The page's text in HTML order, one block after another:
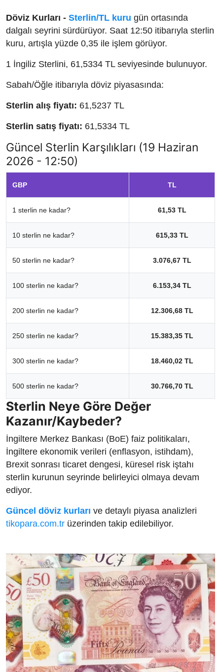
Döviz Kurları - Sterlin/TL kuru gün ortasında
dalgalı seyrini sürdürüyor. Saat 12:50 itibarıyla sterlin
kuru, artışla yüzde 0,35 ile işlem görüyor.
1 İngiliz Sterlini, 61,5334 TL seviyesinde bulunuyor.
Sabah/Öğle itibarıyla döviz piyasasında:
Sterlin alış fiyatı: 61,5237 TL
Sterlin satış fiyatı: 61,5334 TL
Güncel Sterlin Karşılıkları (19 Haziran
2026 - 12:50)
GBP TL
1 sterlin ne kadar? 61,53 TL
10 sterlin ne kadar? 615,33 TL
50 sterlin ne kadar? 3.076,67 TL
100 sterlin ne kadar? 6.153,34 TL
200 sterlin ne kadar? 12.306,68 TL
250 sterlin ne kadar? 15.383,35 TL
300 sterlin ne kadar? 18.460,02 TL
500 sterlin ne kadar? 30.766,70 TL
Sterlin Neye Göre Değer
Kazanır/Kaybeder?
İngiltere Merkez Bankası (BoE) faiz politikaları,
İngiltere ekonomik verileri (enflasyon, istihdam),
Brexit sonrası ticaret dengesi, küresel risk iştahı
sterlin kurunun seyrinde belirleyici olmaya devam
ediyor.
Güncel döviz kurları ve detaylı piyasa analizleri
tikopara.com.tr üzerinden takip edilebiliyor.